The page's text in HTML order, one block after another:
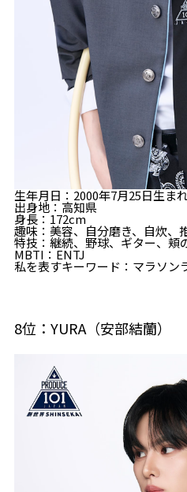
生年月日：2000年7月25日生ま
出身地：高知県
身長：172cm
趣味：美容、自分磨き、自炊、
特技：継続、野球、ギター、頬
MBTI：ENTJ
私を表すキーワード：マラソン
8位：YURA（安部結蘭）